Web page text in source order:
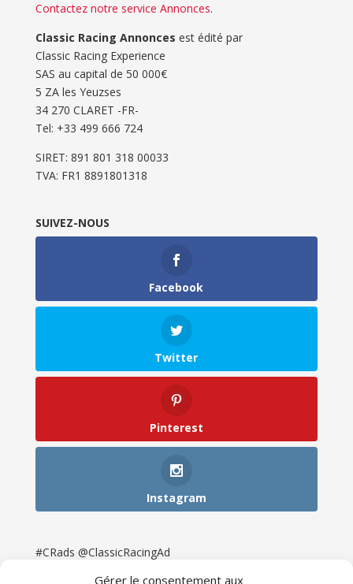
Gérer le consentement aux
Contactez notre service Annonces.
Classic Racing Annonces est édité par
Classic Racing Experience
SAS au capital de 50 000€
5 ZA les Yeuzses
34 270 CLARET -FR-
Tel: ‭+33 499 666 724‬
SIRET: 891 801 318 00033
TVA: FR1 8891801318
SUIVEZ-NOUS
Facebook
Twitter
Pinterest
Instagram
#CRads @ClassicRacingAd